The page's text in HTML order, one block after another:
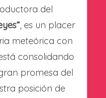
del
, es un placer
meteórica con
consolidando
promesa del
posición de